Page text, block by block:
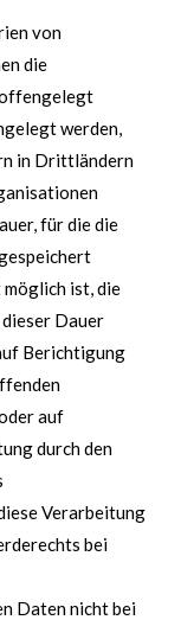
von
die
werden,
in Drittländern
für die die
ist, die
Dauer
Berichtigung
auf
durch den
Verarbeitung
bei
Daten nicht bei